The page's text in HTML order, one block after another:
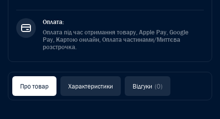
Оплата:
Оплата під час отримання товару, Apple Pay, Google
Pay, Картою онлайн, Оплата частинами/Миттєва
розстрочка.
Про товар Характеристики Відгуки (0)